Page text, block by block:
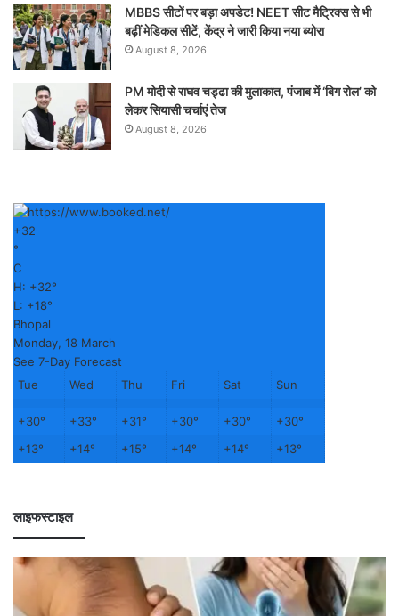
MBBS सीटों पर बड़ा अपडेट! NEET सीट मैट्रिक्स से भी
बढ़ीं मेडिकल सीटें, केंद्र ने जारी किया नया ब्योरा
August 8, 2026
PM मोदी से राघव चड्ढा की मुलाकात, पंजाब में ‘बिग रोल’ को
लेकर सियासी चर्चाएं तेज
August 8, 2026
+32
°
C
H: +32°
L: +18°
Bhopal
Monday, 18 March
See 7-Day Forecast
Tue
Wed Thu Fri Sat Sun
+30° +33° +31° +30° +30° +30°
+13° +14° +15° +14° +14° +13°
लाइफस्टाइल